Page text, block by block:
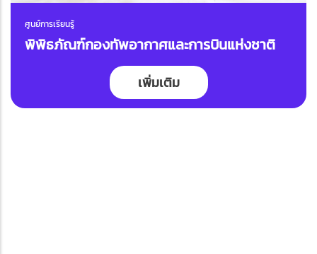
ศูนย์การเรียนรู้
พิพิธภัณฑ์กองทัพอากาศและการบินแห่งชาติ
เพิ่มเติม